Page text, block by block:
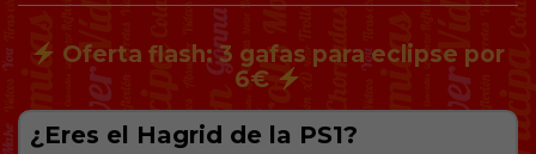
Oferta flash: 3 gafas para eclipse por
6€
¿Eres el Hagrid de la PS1?